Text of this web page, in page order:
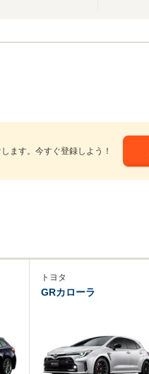
ます。今すぐ登録しよう！
トヨタ
GRカローラ